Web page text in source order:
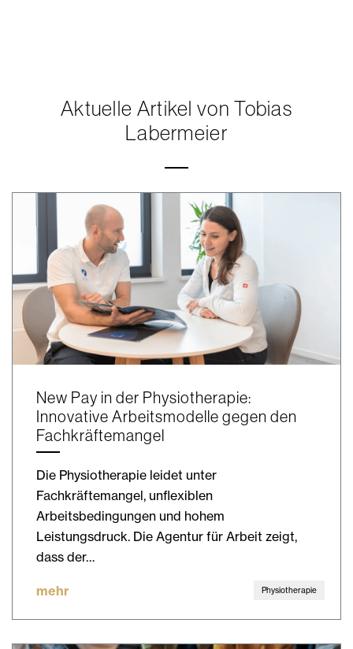
Aktuelle Artikel von Tobias
Labermeier
New Pay in der Physiotherapie:
Innovative Arbeitsmodelle gegen den
Fachkräftemangel
Die Physiotherapie leidet unter
Fachkräftemangel, unflexiblen
Arbeitsbedingungen und hohem
Leistungsdruck. Die Agentur für Arbeit zeigt,
dass der…
mehr Physiotherapie